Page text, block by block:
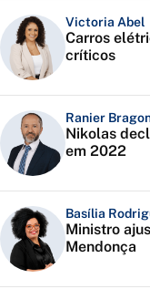
Victoria Abel
Carros
críticos
Ranier
Nikolas
em 2022
Basília
Ministro
Mendonça